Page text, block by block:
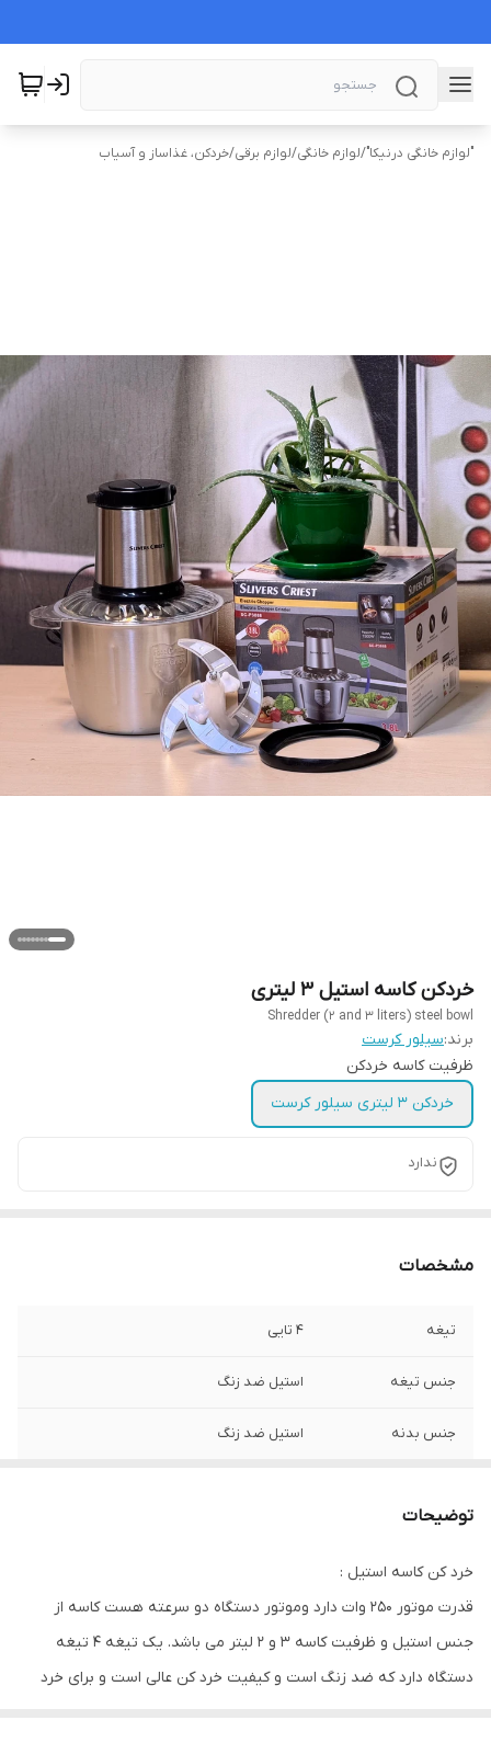
"لوازم خانگی درنیکا"/لوازم خانگی/لوازم برقی/خردکن، غذاساز و آسیاب
خردکن کاسه استیل ۳ لیتری
Shredder (2 and 3 liters) steel bowl
برند:سیلور کرست
ظرفیت کاسه خردکن
خردکن ۳ لیتری سیلور کرست
ندارد
مشخصات
تیغه ۴ تایی
جنس تیغه استیل ضد زنگ
جنس بدنه استیل ضد زنگ
توضیحات
خرد کن کاسه استیل :
قدرت موتور 250 وات دارد وموتور دستگاه دو سرعته هست کاسه از
جنس استیل و ظرفیت کاسه ۳ و ۲ لیتر می باشد. یک تیغه 4 تیغه
دستگاه دارد که ضد زنگ است و کیفیت خرد کن عالی است و برای خرد